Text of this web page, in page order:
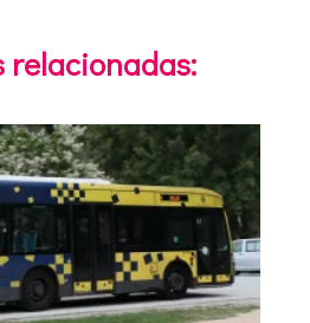
relacionadas: